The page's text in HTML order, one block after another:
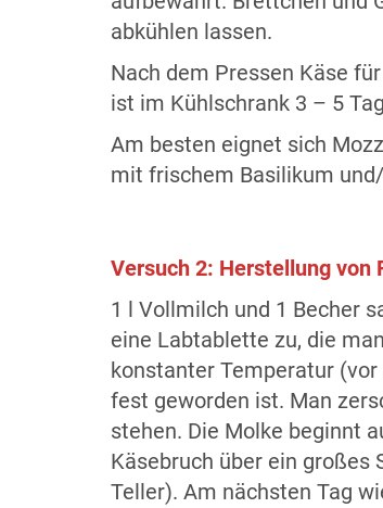
abkühlen lassen.
Nach dem Pressen Käse
ist im Kühlschrank 3 – 5
Am besten eignet sich
mit frischem Basilikum
Versuch 2: Herstellung von
1 l Vollmilch und 1 Becher
eine Labtablette zu, die
konstanter Temperatur
fest geworden ist. Man
stehen. Die Molke beginnt
Käsebruch über ein großes
Teller). Am nächsten Tag